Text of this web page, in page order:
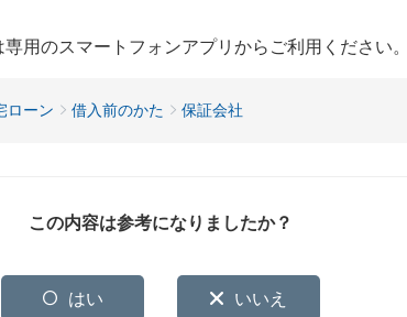
用のスマートフォンアプリからご利用ください。
ローン 借入前のかた 保証会社
この内容は参考になりましたか？
はい いいえ